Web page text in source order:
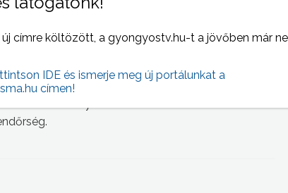
elkövetett emberölés gyanúja miatt folytat
a gyámhivatal elvette a családtól, azonban a
el. A kislány halálának oka a boncolási
címre költözött, a gyongyostv.hu-t a jövőben már
IDE és ismerje meg új portálunkat a
címen!